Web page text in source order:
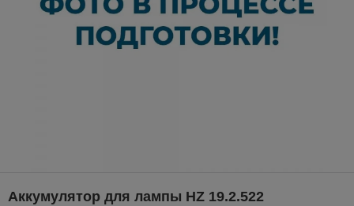
Аккумулятор для лампы HZ 19.2.522